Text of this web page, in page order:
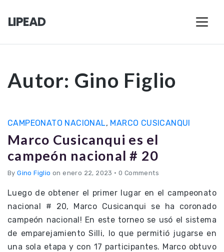
LIPEAD
Autor: Gino Figlio
CAMPEONATO NACIONAL, MARCO CUSICANQUI
Marco Cusicanqui es el
campeón nacional # 20
ByGino Figlio on enero 22, 2023 • 0 Comments
Luego de obtener el primer lugar en el campeonato
nacional # 20, Marco Cusicanqui se ha coronado
campeón nacional! En este torneo se usó el sistema
de emparejamiento Silli, lo que permitió jugarse en
una sola etapa y con 17 participantes. Marco obtuvo